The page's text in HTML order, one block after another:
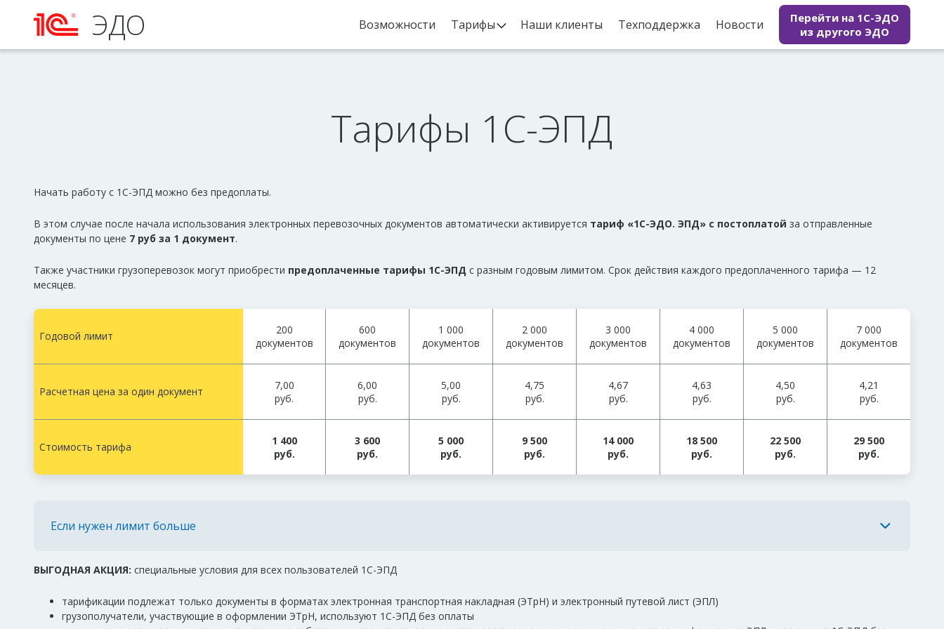
ЭДО Возможности Тарифы Наши клиенты Техподдержка Новости
Перейти на 1С-ЭДО
из другого ЭДО
Тарифы 1С-ЭПД
Начать работу с 1С-ЭПД можно без предоплаты.
В этом случае после начала использования электронных перевозочных документов автоматически активируется тариф «1С-ЭДО. ЭПД» с постоплатой за отправленные
документы по цене 7 руб за 1 документ.
Также участники грузоперевозок могут приобрести предоплаченные тарифы 1С-ЭПД с разным годовым лимитом. Срок действия каждого предоплаченного тарифа — 12
месяцев.
Годовой лимит
200
документов
600
документов
1 000
документов
2 000
документов
3 000
документов
4 000
документов
5 000
документов
7 000
документов
Расчетная цена за один документ
7,00
руб.
6,00
руб.
5,00
руб.
4,75
руб.
4,67
руб.
4,63
руб.
4,50
руб.
4,21
руб.
Стоимость тарифа
1 400
руб.
3 600
руб.
5 000
руб.
9 500
руб.
14 000
руб.
18 500
руб.
22 500
руб.
29 500
руб.
Если нужен лимит больше
ВЫГОДНАЯ АКЦИЯ: специальные условия для всех пользователей 1С-ЭПД
тарификации подлежат только документы в форматах электронная транспортная накладная (ЭТрН) и электронный путевой лист (ЭПЛ)
грузополучатели, участвующие в оформлении ЭТрН, используют 1С-ЭПД без оплаты